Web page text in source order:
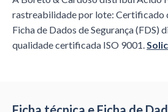
rastreabilidade por lote: Certificado
Ficha de Dados de Segurança (FDS)
qualidade certificada ISO 9001.